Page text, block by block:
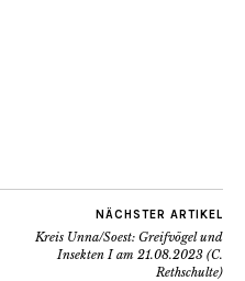
NÄCHSTER ARTIKEL
Kreis Unna/Soest: Greifvögel und
Insekten I am 21.08.2023 (C.
Rethschulte)